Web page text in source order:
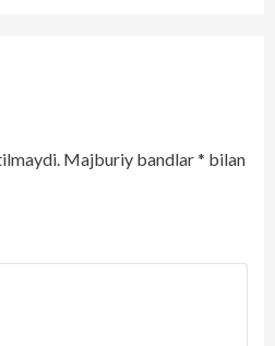
Majburiy bandlar* bilan